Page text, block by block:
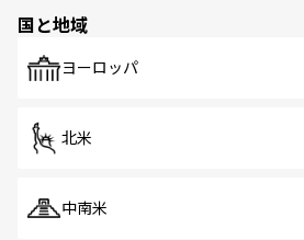
で、ホーカーズは地元の風情を
国と地域
ヨーロッパ
北米
中南米